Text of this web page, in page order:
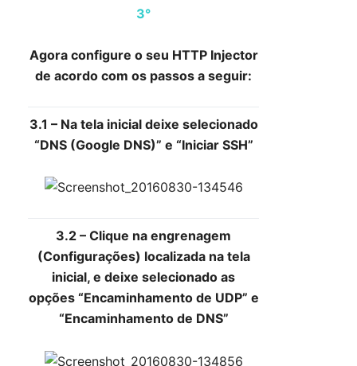
3°
Agora configure o seu HTTP Injector
de acordo com os passos a seguir:
3.1 – Na tela inicial deixe selecionado
“DNS (Google DNS)” e “Iniciar SSH”
3.2 – Clique na engrenagem
(Configurações) localizada na tela
inicial, e deixe selecionado as
opções “Encaminhamento de UDP” e
“Encaminhamento de DNS”